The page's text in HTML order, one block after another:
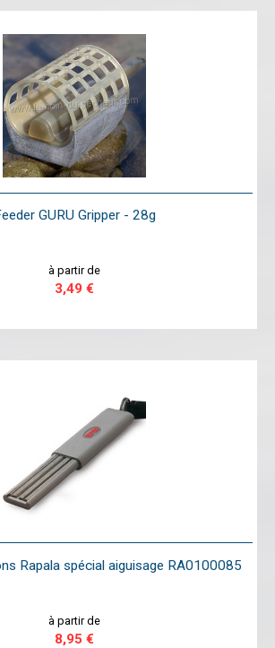
GURU Gripper - 28g
à partir de
3,49 €
Rapala spécial aiguisage RA0100085
à partir de
8,95 €